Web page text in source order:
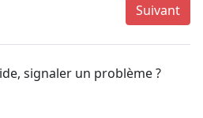
Suivant
signaler un problème ?